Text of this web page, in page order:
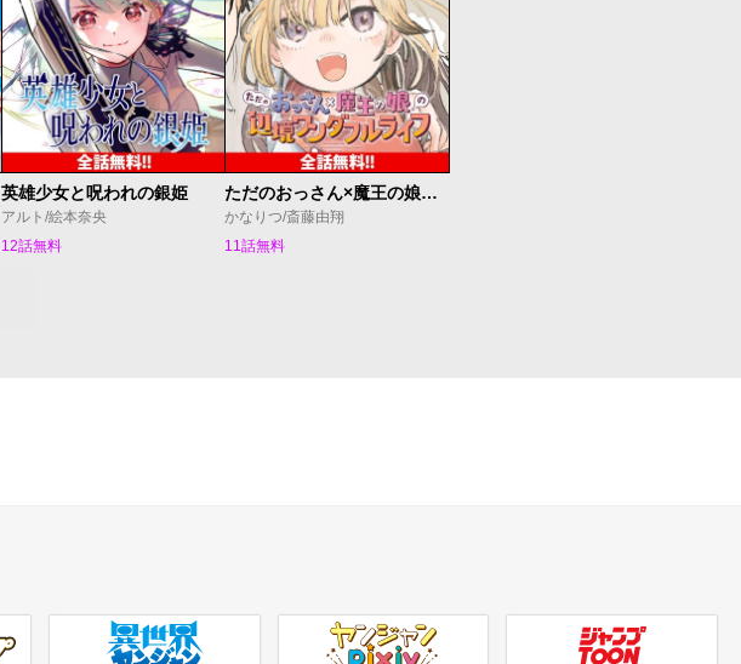
英雄少女と呪われの銀姫
アルト/絵本奈央
12話無料
ただのおっさん×魔王の娘の辺境ワンダフルライフ
かなりつ/斎藤由翔
11話無料
異世界ヤンジャン ヤンジャンpixiv ジャンプTOON